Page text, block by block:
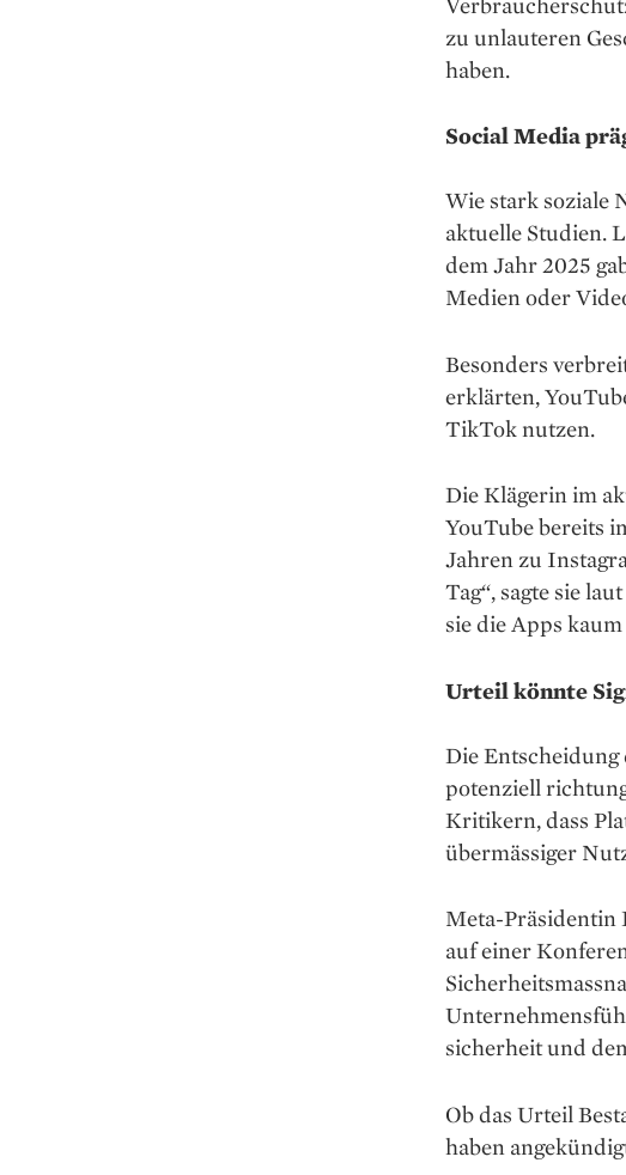
zu unlauteren
haben.
Social Media
Wie stark soziale
aktuelle Studien.
dem Jahr 2025
Medien oder
Besonders
erklärten,
TikTok nutzen.
Die Klägerin im
YouTube bereits
Jahren zu
Tag“, sagte sie
sie die Apps
Urteil könnte
Die
potenziell
Kritikern, dass
übermässiger
Meta-Präsidentin
auf einer
sicherheit und
Ob das Urteil
haben